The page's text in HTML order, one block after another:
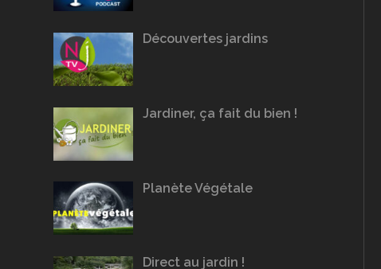
Découvertes jardins
Jardiner, ça fait du bien !
Planète Végétale
Direct au jardin !